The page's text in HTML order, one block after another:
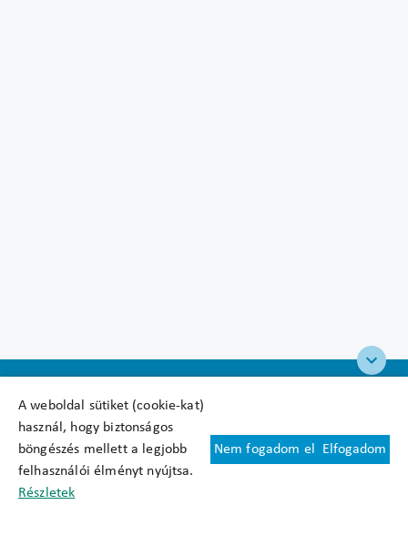
A weboldal sütiket (cookie-kat)
használ, hogy biztonságos
böngészés mellett a legjobb
felhasználói élményt nyújtsa.
Részletek
Nem fogadom el Elfogadom
Felhasználási feltételek